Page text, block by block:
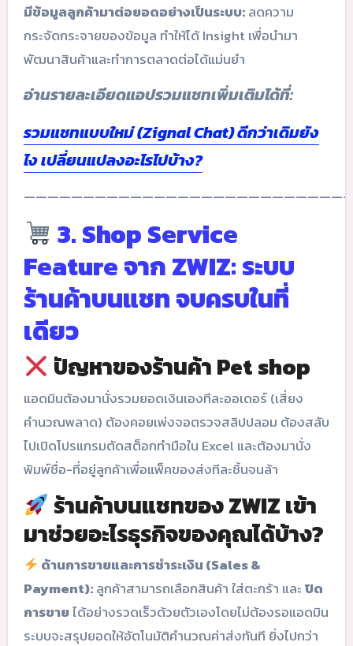
มีข้อมูลลูกค้ามาต่อยอดอย่างเป็นระบบ:ลดความ
กระจัดกระจายของข้อมูล ทำให้ได้ Insight เพื่อนำมา
พัฒนาสินค้าและทำการตลาดต่อได้แม่นยำ
อ่านรายละเอียดแอปรวมแชทเพิ่มเติมได้ที่:
รวมแชทแบบใหม่ (Zignal Chat) ดีกว่าเดิมยัง
ไง เปลี่ยนแปลงอะไรไปบ้าง?
3. Shop Service
Feature จาก ZWIZ: ระบบ
ร้านค้าบนแชท จบครบในที่
เดียว
ปัญหาของร้านค้า Pet shop
แอดมินต้องมานั่งรวมยอดเงินเองทีละออเดอร์ (เสี่ยง
คำนวณพลาด) ต้องคอยเพ่งจอตรวจสลิปปลอม ต้องสลับ
ไปเปิดโปรแกรมตัดสต็อกทำมือใน Excel และต้องมานั่ง
พิมพ์ชื่อ-ที่อยู่ลูกค้าเพื่อแพ็คของส่งทีละชิ้นจนล้า
ร้านค้าบนแชทของ ZWIZ เข้า
มาช่วยอะไรธุรกิจของคุณได้บ้าง?
ด้านการขายและการชำระเงิน (Sales &
Payment):ลูกค้าสามารถเลือกสินค้า ใส่ตะกร้า และปิด
การขายได้อย่างรวดเร็วด้วยตัวเองโดยไม่ต้องรอแอดมิน
ระบบจะสรุปยอดให้อัตโนมัติคำนวณค่าส่งทันที ยิ่งไปกว่า